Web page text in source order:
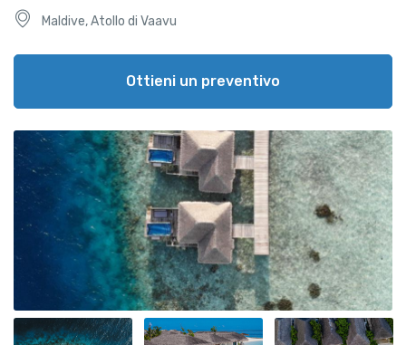
Maldive, Atollo di Vaavu
Ottieni un preventivo